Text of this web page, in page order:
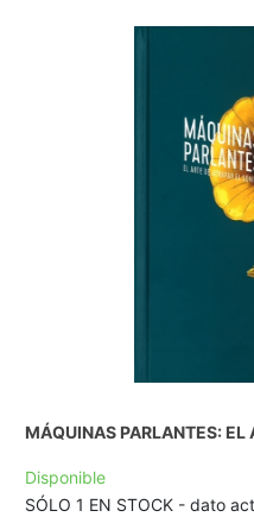
MÁQUINAS PARLANTES: EL
Disponible
SÓLO 1 EN STOCK - dato